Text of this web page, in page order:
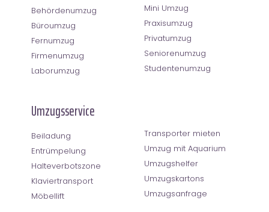
Behördenumzug
Büroumzug
Fernumzug
Firmenumzug
Laborumzug
Mini Umzug
Praxisumzug
Privatumzug
Seniorenumzug
Studentenumzug
Umzugsservice
Beiladung
Entrümpelung
Halteverbotszone
Klaviertransport
Möbellift
Transporter mieten
Umzug mit Aquarium
Umzugshelfer
Umzugskartons
Umzugsanfrage